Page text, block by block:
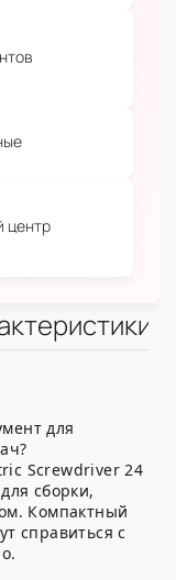
центр
для
Screwdriver 24
сборки,
Компактный
справиться с